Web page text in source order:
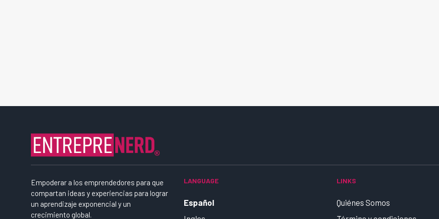
Empoderar a los emprendedores para que
compartan ideas y experiencias para lograr
un aprendizaje exponencial y un
crecimiento global.
LANGUAGE
Español
LINKS
Quiénes Somos